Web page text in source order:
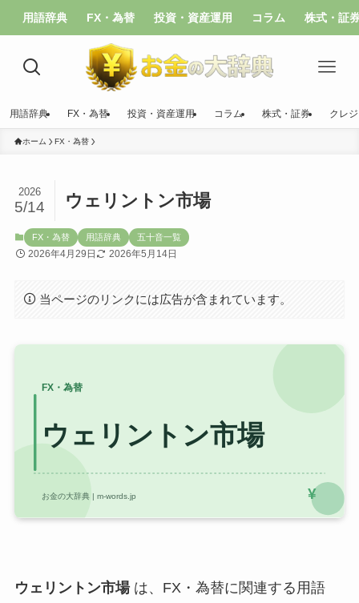
用語辞典 FX・為替 投資・資産運用 コラム 株式・証
用語辞典 FX・為替 投資・資産運用 コラム 株式・証券 クレ
ホーム FX・為替
ウェリントン市場
2026
5/14
FX・為替 用語辞典 五十音一覧
2026年4月29日 2026年5月14日
当ページのリンクには広告が含まれています。
ウェリントン市場は、FX・為替に関連する用語